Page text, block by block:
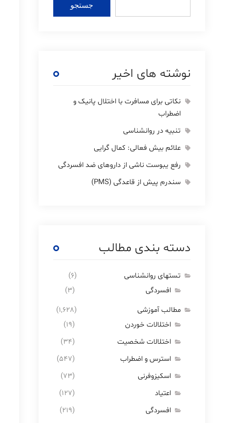
جستجو
نوشته های اخیر
نکاتی برای مسافرت با اختلال پانیک و
اضطراب
تنبیه در روانشناسی
علائم بیش فعالی: کمال گرایی
رفع یبوست ناشی از داروهای ضد افسردگی
سندرم پیش از قاعدگی (PMS)
دسته بندی مطالب
تستهای روانشناسی
(6)
افسردگی
(3)
مطالب آموزشی
(1,628)
اختلالات خوردن
(19)
اختلالات شخصیت
(34)
استرس و اضطراب
(547)
اسکیزوفرنی
(73)
اعتیاد
(127)
افسردگی
(219)